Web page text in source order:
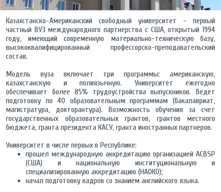
Казахстанско-Американский свободный университет - первый
частный ВУЗ международного партнерства с США, открытый 1994
году, имеющий современную материально-техническую базу,
высококвалифицированный профессорско-преподавательский
состав.
Модель вуза включает три программы: американскую,
казахстанскую и полиязычную. Университет ежегодно
обеспечивает более 85% трудоустройства выпускников. Ведет
подготовку по 40 образовательным программам (бакалавриат,
магистратура, докторантура). Возможность обучения за счет
государственных образовательных грантов, грантов местного
бюджета, гранта президента КАСУ, гранта иностранных партнеров.
Университет в числе первых в Республике:
прошел международную аккредитацию организацией ACBSP
(США) и национальную институциональную и
специализированную аккредитацию (НАОКО);
начал подготовку кадров со знанием английского языка.